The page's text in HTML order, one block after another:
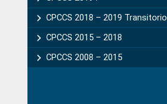
CPCCS 2018 – 2019 Transitorio
CPCCS 2015 – 2018
CPCCS 2008 – 2015